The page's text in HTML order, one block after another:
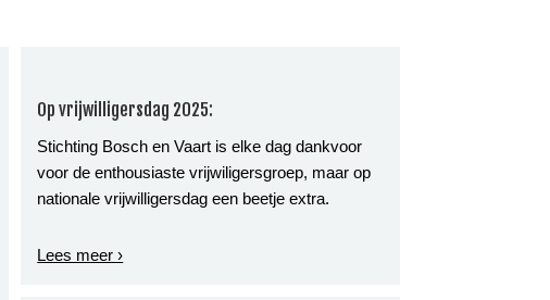
Op vrijwilligersdag 2025:
Stichting Bosch en Vaart is elke dag dankvoor
voor de enthousiaste vrijwiligersgroep, maar op
nationale vrijwilligersdag een beetje extra.
Lees meer ›